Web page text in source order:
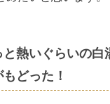
熱いぐらいの白
どった！